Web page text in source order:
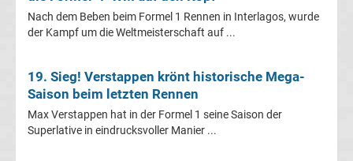
Programm
Infos
Telekom
Nach dem Beben beim Formel 1 Rennen in Interlagos, wurde
der Kampf um die Weltmeisterschaft auf ...
19. Sieg! Verstappen krönt historische Mega-
Saison beim letzten Rennen
Max Verstappen hat in der Formel 1 seine Saison der
Superlative in eindrucksvoller Manier ...